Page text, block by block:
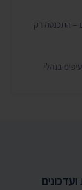
– התכנסה רק
בנהלי